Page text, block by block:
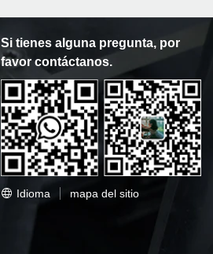
Si tienes alguna pregunta, por
favor contáctanos.
Idioma mapa del sitio